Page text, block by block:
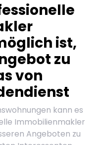
ist,
zu
von
kann es
Immobilienmakler
Angeboten zu